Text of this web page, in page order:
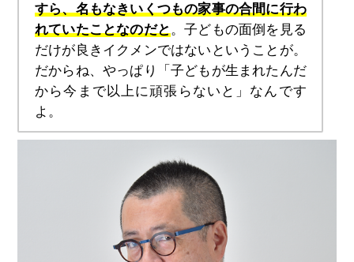
すら、名もなきいくつもの家事の合間に行わ
れていたことなのだと。子どもの面倒を見る
だけが良きイクメンではないということが。
だからね、やっぱり「子どもが生まれたんだ
から今まで以上に頑張らないと」なんです
よ。